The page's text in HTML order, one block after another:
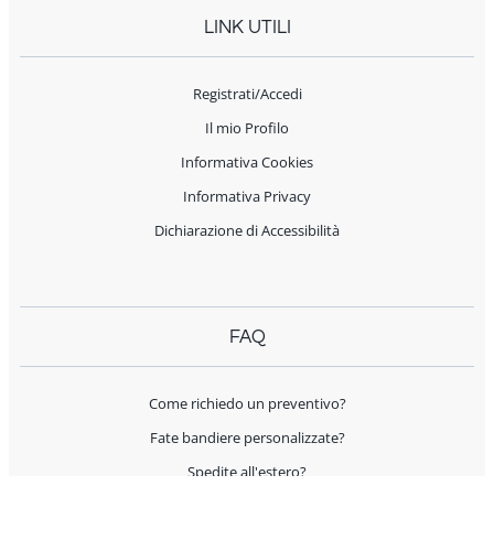
LINK UTILI
Registrati/Accedi
Il mio Profilo
Informativa Cookies
Informativa Privacy
Dichiarazione di Accessibilità
FAQ
Come richiedo un preventivo?
Fate bandiere personalizzate?
Spedite all'estero?